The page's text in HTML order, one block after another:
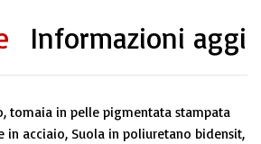
Informazioni
tomaia in pelle pigmentata stampata
in acciaio, Suola in poliuretano bidensit,